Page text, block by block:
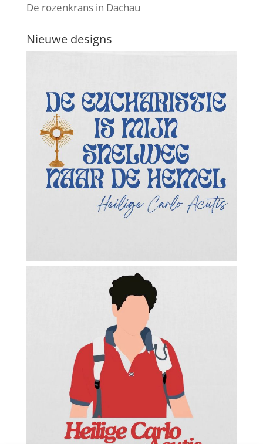
De rozenkrans in Dachau
Nieuwe designs
Facebook